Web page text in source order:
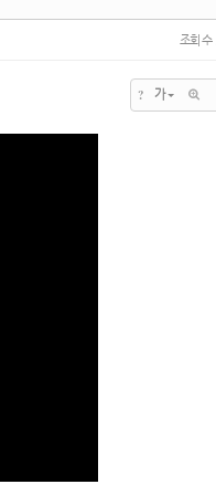
조회 수
? 가